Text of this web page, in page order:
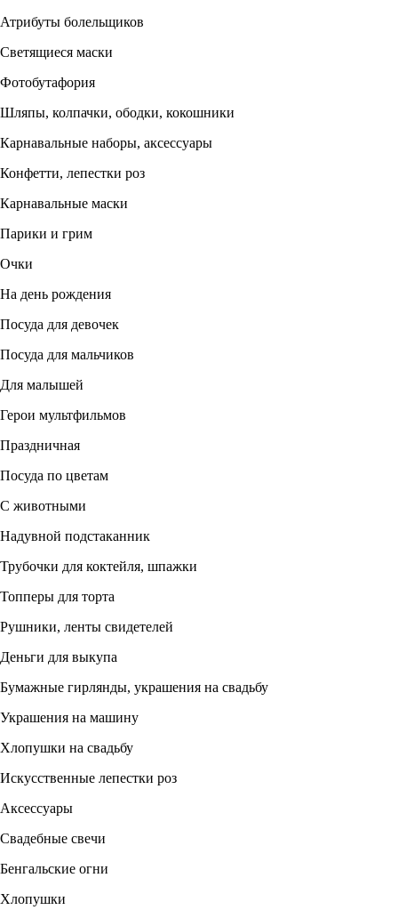
Атрибуты болельщиков
Светящиеся маски
Фотобутафория
Шляпы, колпачки, ободки, кокошники
Карнавальные наборы, аксессуары
Конфетти, лепестки роз
Карнавальные маски
Парики и грим
Очки
На день рождения
Посуда для девочек
Посуда для мальчиков
Для малышей
Герои мультфильмов
Праздничная
Посуда по цветам
С животными
Надувной подстаканник
Трубочки для коктейля, шпажки
Топперы для торта
Рушники, ленты свидетелей
Деньги для выкупа
Бумажные гирлянды, украшения на свадьбу
Украшения на машину
Хлопушки на свадьбу
Искусственные лепестки роз
Аксессуары
Свадебные свечи
Бенгальские огни
Хлопушки